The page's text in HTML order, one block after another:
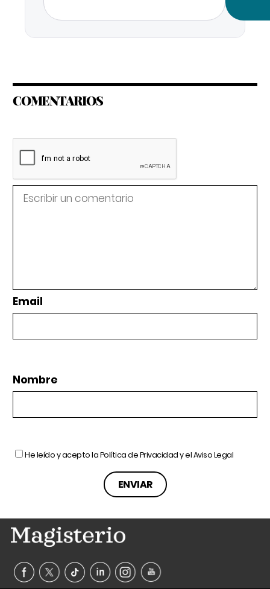
COMENTARIOS
Email
Nombre
He leído y acepto laPolítica de Privacidady elAviso Legal